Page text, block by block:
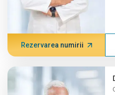
Rezervarea numirii